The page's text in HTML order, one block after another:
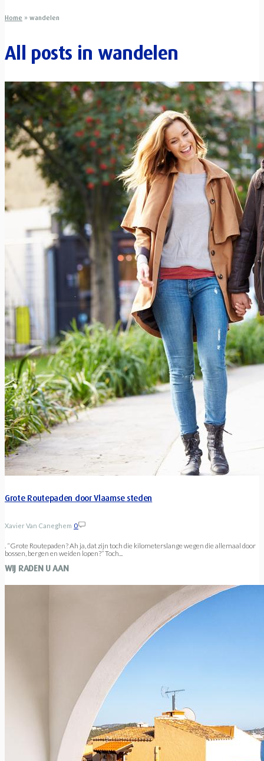
Home » wandelen
All posts in wandelen
Grote Routepaden door Vlaamse steden
Xavier Van Caneghem 0
. “Grote Routepaden? Ah ja, dat zijn toch die kilometerslange wegen die allemaal door
bossen, bergen en weiden lopen?” Toch...
WIJ RADEN U AAN